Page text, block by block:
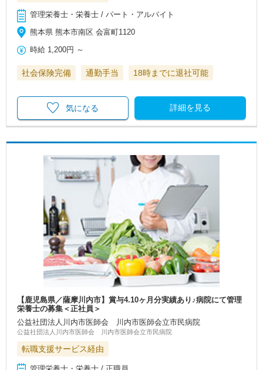
管理栄養士・栄養士 / パート・アルバイト
熊本県 熊本市南区 会富町1120
時給 1,200円 ～
社会保険完備 通勤手当 18時までに退社可能
詳細を見る
気になる
【鹿児島県／薩摩川内市】賞与4.10ヶ月分実績あり♪病院にて管理
栄養士の募集＜正社員＞
公益社団法人川内市医師会 川内市医師会立市民病院
公益社団法人川内市医師会 川内市医師会立市民病院
転職支援サービス経由